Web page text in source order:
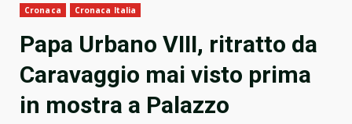
Cronaca Cronaca Italia
Papa Urbano VIII, ritratto da
Caravaggio mai visto prima
in mostra a Palazzo